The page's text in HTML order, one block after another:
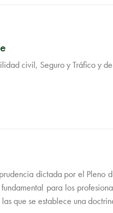
civil, Seguro y Tráfico y
dictada por el
fundamental para los
que se establece una